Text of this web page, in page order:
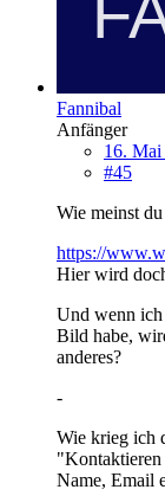
Fannibal
Anfänger
16. Mai
#45
Wie meinst du
https://
Hier wird
Und wenn ich
Bild habe,
anderes?
-
Wie krieg ich
"Kontaktieren
Name, Email